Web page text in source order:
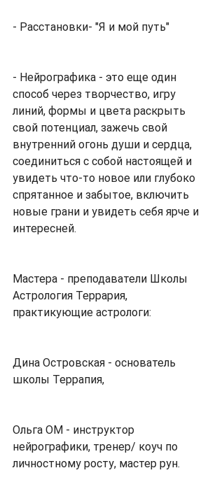
- Расстановки- "Я и мой путь"
- Нейрографика - это еще один
способ через творчество, игру
линий, формы и цвета раскрыть
свой потенциал, зажечь свой
внутренний огонь души и сердца,
соединиться с собой настоящей и
увидеть что-то новое или глубоко
спрятанное и забытое, включить
новые грани и увидеть себя ярче и
интересней.
Мастера - преподаватели Школы
Астрология Террария,
практикующие астрологи:
Дина Островская - основатель
школы Террапия,
Ольга ОМ - инструктор
нейрографики, тренер/ коуч по
личностному росту, мастер рун.